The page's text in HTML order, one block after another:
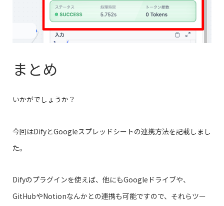
まとめ
いかがでしょうか？
今回はDifyとGoogleスプレッドシートの連携方法を記載しまし
た。
Difyのプラグインを使えば、他にもGoogleドライブや、
GitHubやNotionなんかとの連携も可能ですので、それらツー